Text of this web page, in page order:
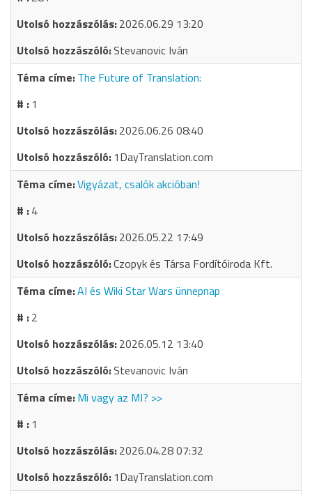
2026.06.29 13:20
Stevanovic Iván
The Future of Translation:
1
2026.06.26 08:40
1DayTranslation.com
Vigyázat, csalók akcióban!
4
2026.05.22 17:49
Czopyk és Társa Fordítóiroda Kft.
AI és Wiki Star Wars ünnepnap
2
2026.05.12 13:40
Stevanovic Iván
Mi vagy az MI? >>
1
2026.04.28 07:32
1DayTranslation.com